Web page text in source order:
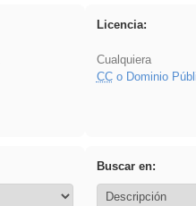
Licencia:
Cualquiera
CCo Dominio
Buscar en: